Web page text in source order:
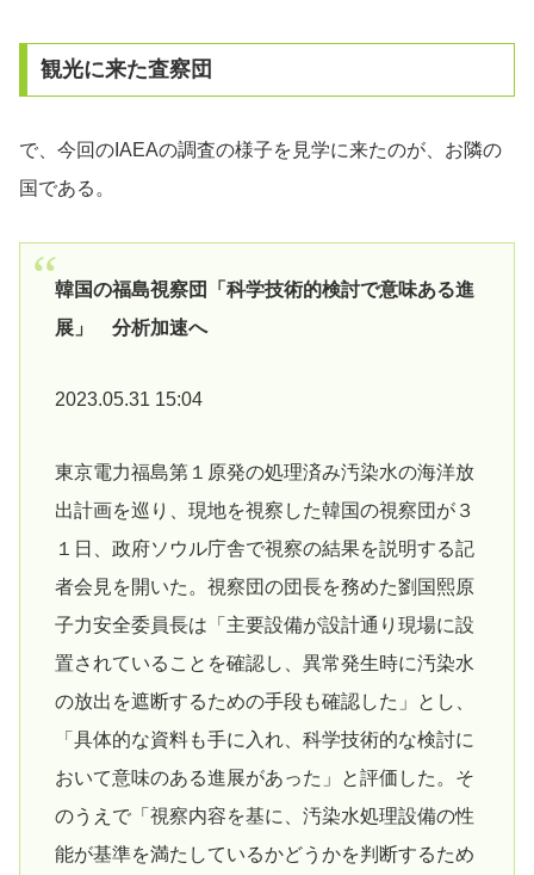
観光に来た査察団
で、今回のIAEAの調査の様子を見学に来たのが、お隣の
国である。
韓国の福島視察団「科学技術的検討で意味ある進
展」 分析加速へ
2023.05.31 15:04
東京電力福島第１原発の処理済み汚染水の海洋放
出計画を巡り、現地を視察した韓国の視察団が３
１日、政府ソウル庁舎で視察の結果を説明する記
者会見を開いた。視察団の団長を務めた劉国熙原
子力安全委員長は「主要設備が設計通り現場に設
置されていることを確認し、異常発生時に汚染水
の放出を遮断するための手段も確認した」とし、
「具体的な資料も手に入れ、科学技術的な検討に
おいて意味のある進展があった」と評価した。そ
のうえで「視察内容を基に、汚染水処理設備の性
能が基準を満たしているかどうかを判断するため